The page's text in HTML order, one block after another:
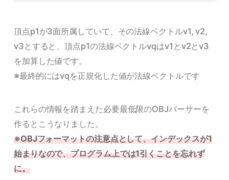
頂点p1が3面所属していて、その法線ベクトルv1, v2,
v3とすると、頂点p1の法線ベクトルvqはv1とv2とv3
を加算した値です。
※最終的にはvqを正規化した値が法線ベクトルです
これらの情報を踏まえた必要最低限のOBJパーサーを
作るとこうなりました。
※OBJフォーマットの注意点として、インデックスが1
始まりなので、プログラム上では1引くことを忘れず
に。